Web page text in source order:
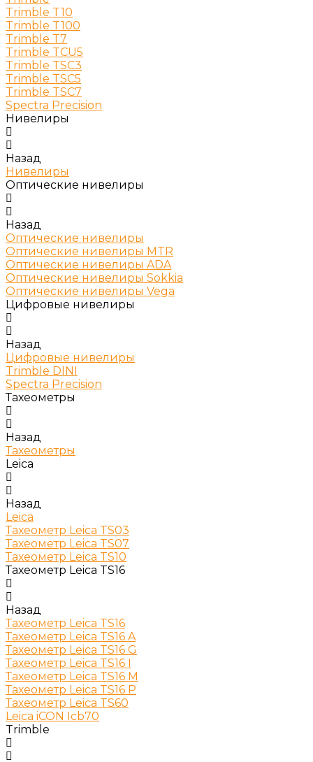
Trimble T10
Trimble T100
Trimble T7
Trimble TCU5
Trimble TSC3
Trimble TSC5
Trimble TSC7
Spectra Precision
Нивелиры
Назад
Нивелиры
Оптические нивелиры
Назад
Оптические нивелиры
Оптические нивелиры MTR
Оптические нивелиры ADA
Оптические нивелиры Sokkia
Оптические нивелиры Vega
Цифровые нивелиры
Назад
Цифровые нивелиры
Trimble DINI
Spectra Precision
Тахеометры
Назад
Тахеометры
Leica
Назад
Leica
Тахеометр Leica TS03
Тахеометр Leica TS07
Тахеометр Leica TS10
Тахеометр Leica TS16
Назад
Тахеометр Leica TS16
Тахеометр Leica TS16 A
Тахеометр Leica TS16 G
Тахеометр Leica TS16 I
Тахеометр Leica TS16 M
Тахеометр Leica TS16 P
Тахеометр Leica TS60
Leica iCON Icb70
Trimble